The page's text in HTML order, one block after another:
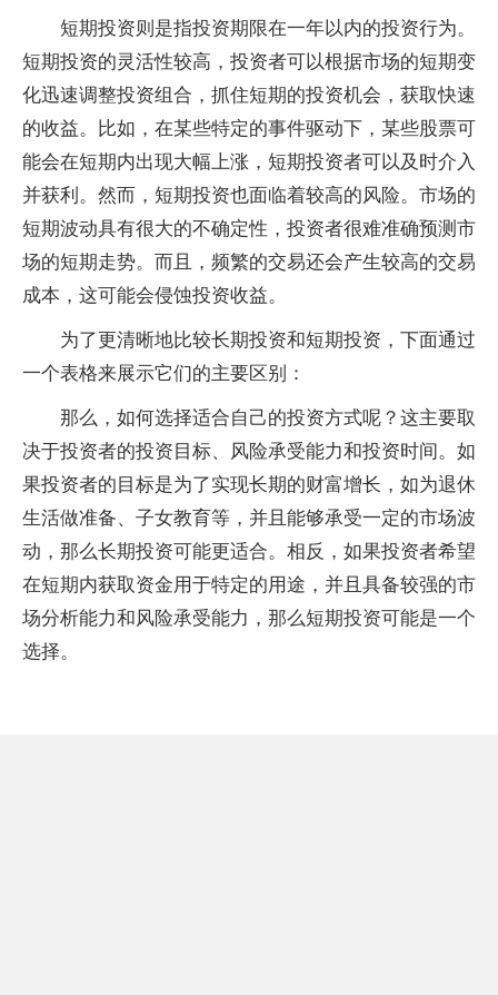
短期投资则是指投资期限在一年以内的投资行为。
短期投资的灵活性较高，投资者可以根据市场的短期变
化迅速调整投资组合，抓住短期的投资机会，获取快速
的收益。比如，在某些特定的事件驱动下，某些股票可
能会在短期内出现大幅上涨，短期投资者可以及时介入
并获利。然而，短期投资也面临着较高的风险。市场的
短期波动具有很大的不确定性，投资者很难准确预测市
场的短期走势。而且，频繁的交易还会产生较高的交易
成本，这可能会侵蚀投资收益。
为了更清晰地比较长期投资和短期投资，下面通过
一个表格来展示它们的主要区别：
那么，如何选择适合自己的投资方式呢？这主要取
决于投资者的投资目标、风险承受能力和投资时间。如
果投资者的目标是为了实现长期的财富增长，如为退休
生活做准备、子女教育等，并且能够承受一定的市场波
动，那么长期投资可能更适合。相反，如果投资者希望
在短期内获取资金用于特定的用途，并且具备较强的市
场分析能力和风险承受能力，那么短期投资可能是一个
选择。